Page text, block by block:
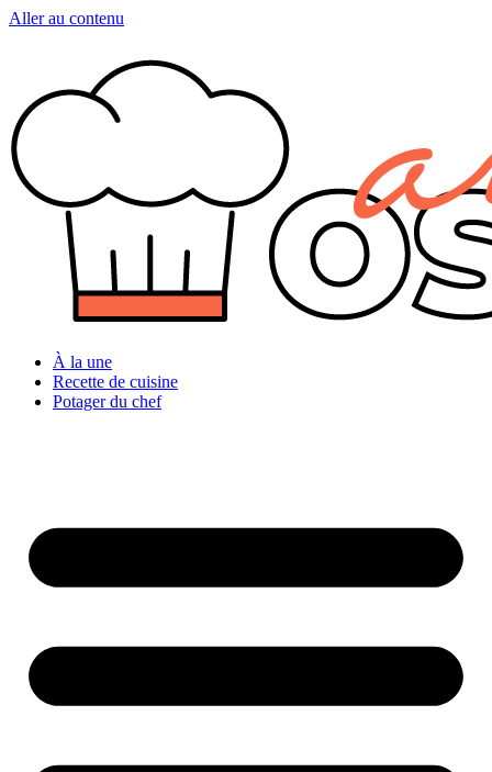
Aller au contenu
À la une
Recette de cuisine
Potager du chef